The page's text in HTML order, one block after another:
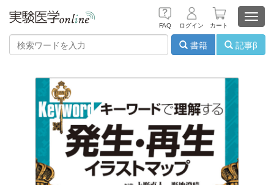
FAQ ログイン カート
書籍
記事β